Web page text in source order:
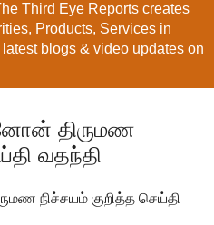
Third Eye Reports creates
Products, Services in
blogs & video updates on
திருமண
வதந்தி
நிச்சயம் குறித்த செய்தி